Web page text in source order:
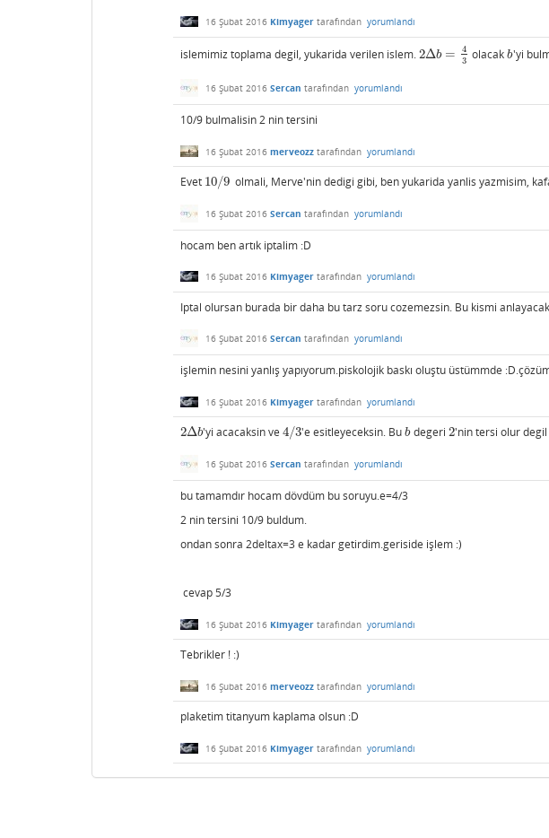
16 Şubat 2016 Kimyager tarafından yorumlandı
islemimiz toplama degil, yukarida verilen islem.2Δb =
4
3
2Δb= 43 olacakb
b'yi
16 Şubat 2016 Sercan tarafından yorumlandı
10/9 bulmalisin 2 nin tersini
16 Şubat 2016 merveozz tarafından yorumlandı
Evet 10/9
10/9 olmali, Merve'nin dedigi gibi, ben yukarida yanlis yazmisim,
16 Şubat 2016 Sercan tarafından yorumlandı
hocam ben artık iptalim :D
16 Şubat 2016 Kimyager tarafından yorumlandı
Iptal olursan burada bir daha bu tarz soru cozemezsin. Bu kismi
16 Şubat 2016 Sercan tarafından yorumlandı
işlemin nesini yanlış yapıyorum.piskolojik baskı oluştu üstümmde
16 Şubat 2016 Kimyager tarafından yorumlandı
2Δb
2Δb 'yi acacaksin ve4/3
4/3'e esitleyeceksin. Bub
bdegeri 2
2'nin tersi olur degil
16 Şubat 2016 Sercan tarafından yorumlandı
bu tamamdır hocam dövdüm bu soruyu.e=4/3
2 nin tersini 10/9 buldum.
ondan sonra 2deltax=3 e kadar getirdim.geriside işlem :)
cevap 5/3
16 Şubat 2016 Kimyager tarafından yorumlandı
Tebrikler ! :)
16 Şubat 2016 merveozz tarafından yorumlandı
plaketim titanyum kaplama olsun :D
16 Şubat 2016 Kimyager tarafından yorumlandı